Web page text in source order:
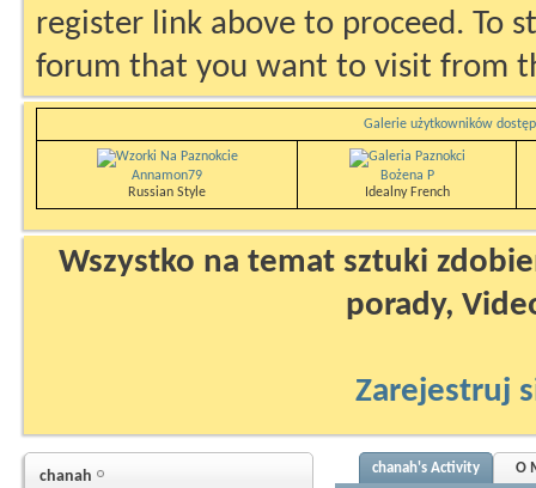
register link above to proceed. To
forum that you want to visit from
Galerie użytkowników
Annamon79
Russian Style
Bożena P
Idealny French
Wszystko na temat sztuki
porady,
Zarejestruj
chanah chanah's Activity O